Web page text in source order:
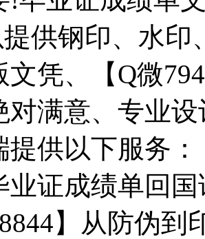
供钢印、水印
文凭、【Q微
对满意、专业
提供以下服务：
业证成绩单回
】从防伪